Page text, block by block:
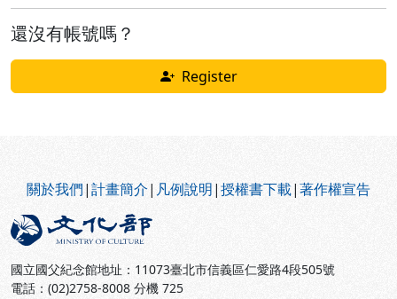
還沒有帳號嗎？
Register
關於我們|計畫簡介| 凡例說明|授權書下載|著作權宣告
國立國父紀念館地址：11073臺北市信義區仁愛路4段505號
電話：(02)2758-8008 分機 725